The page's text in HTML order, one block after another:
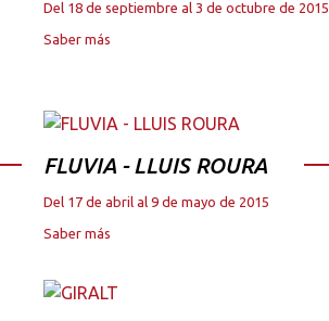
Del 18 de septiembre al 3 de octubre de 2015
Saber más
FLUVIA - LLUIS ROURA
Del 17 de abril al 9 de mayo de 2015
Saber más